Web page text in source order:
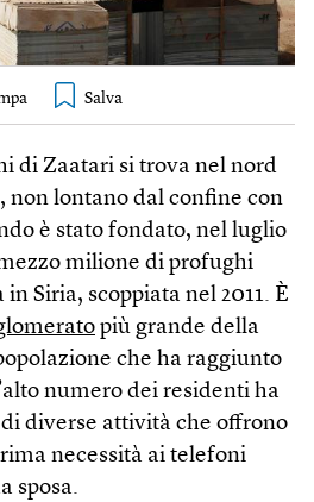
di Zaatari si trova nel nord
non lontano dal confine con
è stato fondato, nel luglio
milione di profughi
Siria, scoppiata nel 2011. È
più grande della
che ha raggiunto
numero dei residenti ha
diverse attività che offrono
necessità ai telefoni
sposa.